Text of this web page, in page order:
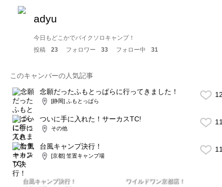
adyu
今日もどこかでバイクソロキャンプ！
投稿
23 フォロワー 33 フォロー中 31
このキャンパーの人気記事
念願だったふもとっぱらに行ってきました！
[静岡] ふもとっぱら
ついに手に入れた！サーカスTC!
その他
台風キャンプ決行！
[京都] 笠置キャンプ場
台風キャンプ決行！ ワイルドワン京都店！